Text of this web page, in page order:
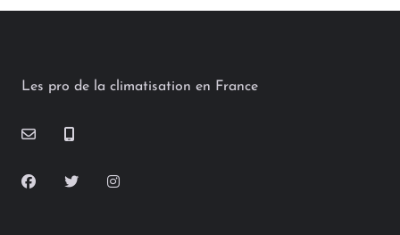
Les pro de la climatisation en France